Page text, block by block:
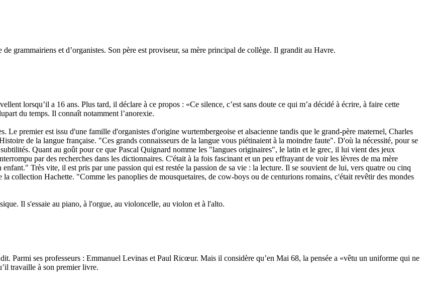
grammairiens et d’organistes. Son père est proviseur, sa mère principal de collège. Il grandit au Havre.
lorsqu’il a 16 ans. Plus tard, il déclare à ce propos : «Ce silence, c’est sans doute ce qui m’a décidé à écrire, à faire cette
du temps. Il connaît notamment l’anorexie.
Le premier est issu d'une famille d'organistes d'origine wurtembergeoise et alsacienne tandis que le grand-père maternel, Charles
de la langue française. "Ces grands connaisseurs de la langue vous piétinaient à la moindre faute". D'où la nécessité, pour se
Quant au goût pour ce que Pascal Quignard nomme les "langues originaires", le latin et le grec, il lui vient des jeux
par des recherches dans les dictionnaires. C'était à la fois fascinant et un peu effrayant de voir les lèvres de ma mère
Très vite, il est pris par une passion qui est restée la passion de sa vie : la lecture. Il se souvient de lui, vers quatre ou cinq
collection Hachette. "Comme les panoplies de mousquetaires, de cow-boys ou de centurions romains, c'était revêtir des mondes
Il s'essaie au piano, à l'orgue, au violoncelle, au violon et à l'alto.
Parmi ses professeurs : Emmanuel Levinas et Paul Ricœur. Mais il considère qu’en Mai 68, la pensée a «vêtu un uniforme qui ne
travaille à son premier livre.